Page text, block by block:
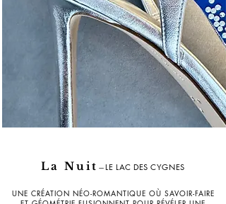
La Nuit —LE LAC DES CYGNES
UNE CRÉATION NÉO-ROMANTIQUE OÙ SAVOIR-FAIRE